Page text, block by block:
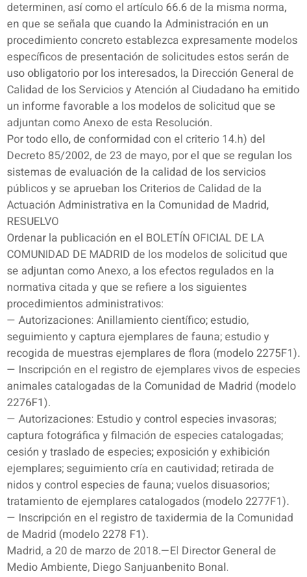
determinen, así como el artículo 66.6 de la misma norma,
en que se señala que cuando la Administración en un
procedimiento concreto establezca expresamente modelos
específicos de presentación de solicitudes estos serán de
uso obligatorio por los interesados, la Dirección General de
Calidad de los Servicios y Atención al Ciudadano ha emitido
un informe favorable a los modelos de solicitud que se
adjuntan como Anexo de esta Resolución.
Por todo ello, de conformidad con el criterio 14.h) del
Decreto 85/2002, de 23 de mayo, por el que se regulan los
sistemas de evaluación de la calidad de los servicios
públicos y se aprueban los Criterios de Calidad de la
Actuación Administrativa en la Comunidad de Madrid,
RESUELVO
Ordenar la publicación en el BOLETÍN OFICIAL DE LA
COMUNIDAD DE MADRID de los modelos de solicitud que
se adjuntan como Anexo, a los efectos regulados en la
normativa citada y que se refiere a los siguientes
procedimientos administrativos:
— Autorizaciones: Anillamiento científico; estudio,
seguimiento y captura ejemplares de fauna; estudio y
recogida de muestras ejemplares de flora (modelo 2275F1).
— Inscripción en el registro de ejemplares vivos de especies
animales catalogadas de la Comunidad de Madrid (modelo
2276F1).
— Autorizaciones: Estudio y control especies invasoras;
captura fotográfica y filmación de especies catalogadas;
cesión y traslado de especies; exposición y exhibición
ejemplares; seguimiento cría en cautividad; retirada de
nidos y control especies de fauna; vuelos disuasorios;
tratamiento de ejemplares catalogados (modelo 2277F1).
— Inscripción en el registro de taxidermia de la Comunidad
de Madrid (modelo 2278 F1).
Madrid, a 20 de marzo de 2018.—El Director General de
Medio Ambiente, Diego Sanjuanbenito Bonal.